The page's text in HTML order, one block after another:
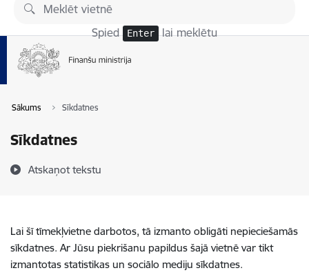
Pāriet uz lapas saturu
Spied Enter lai meklētu
Sākums Sīkdatnes
Sīkdatnes
Atskaņot tekstu
Lai šī tīmekļvietne darbotos, tā izmanto obligāti nepieciešamās
sīkdatnes. Ar Jūsu piekrišanu papildus šajā vietnē var tikt
izmantotas statistikas un sociālo mediju sīkdatnes.